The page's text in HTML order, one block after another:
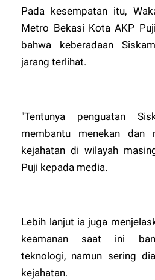
Pada kesempatan itu,
Metro Bekasi Kota AKP
bahwa keberadaan
jarang terlihat.
"Tentunya penguatan
membantu menekan dan
kejahatan di wilayah
Puji kepada media.
Lebih lanjut ia juga
keamanan saat ini
teknologi, namun sering
kejahatan.